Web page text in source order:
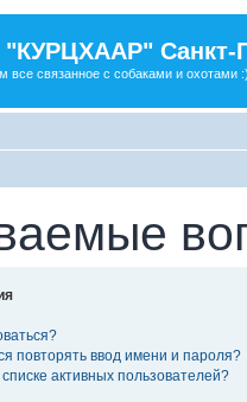
Санкт-
все связанное с собаками и охотами
повторять ввод имени и пароля?
активных пользователей?